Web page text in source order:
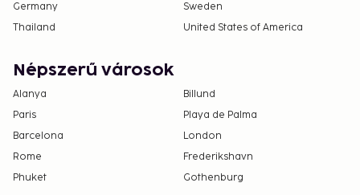
Germany
Sweden
Thailand
United States of America
Népszerű városok
Alanya
Billund
Paris
Playa de Palma
Barcelona
London
Rome
Frederikshavn
Phuket
Gothenburg